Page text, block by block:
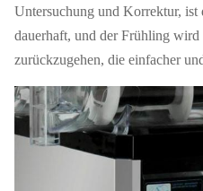
Untersuchung und Korrektur,
dauerhaft, und der Frühling
zurückzugehen, die einfacher